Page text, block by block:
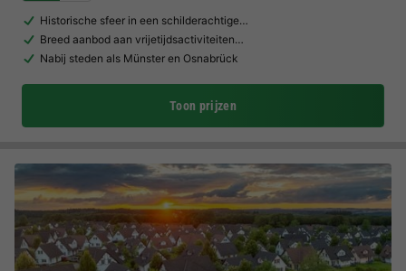
Historische sfeer in een schilderachtige…
Breed aanbod aan vrijetijdsactiviteiten…
Nabij steden als Münster en Osnabrück
Toon prijzen